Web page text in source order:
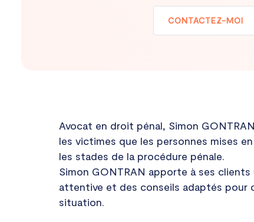
CONTACTEZ-MOI
Avocat en droit pénal, Simon
les victimes que les personnes mises
les stades de la procédure pénale.
Simon GONTRAN apporte à ses
attentive et des conseils adaptés pour
situation.